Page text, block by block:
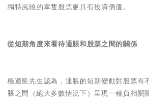
獨特風險的單隻股票更具有投資價值。
從短期角度來看待通脹和股票之間的關係
楊運凱先生認為，通脹的短期變動對股票有
脹之間（絕大多數情況下）呈現一種負相關